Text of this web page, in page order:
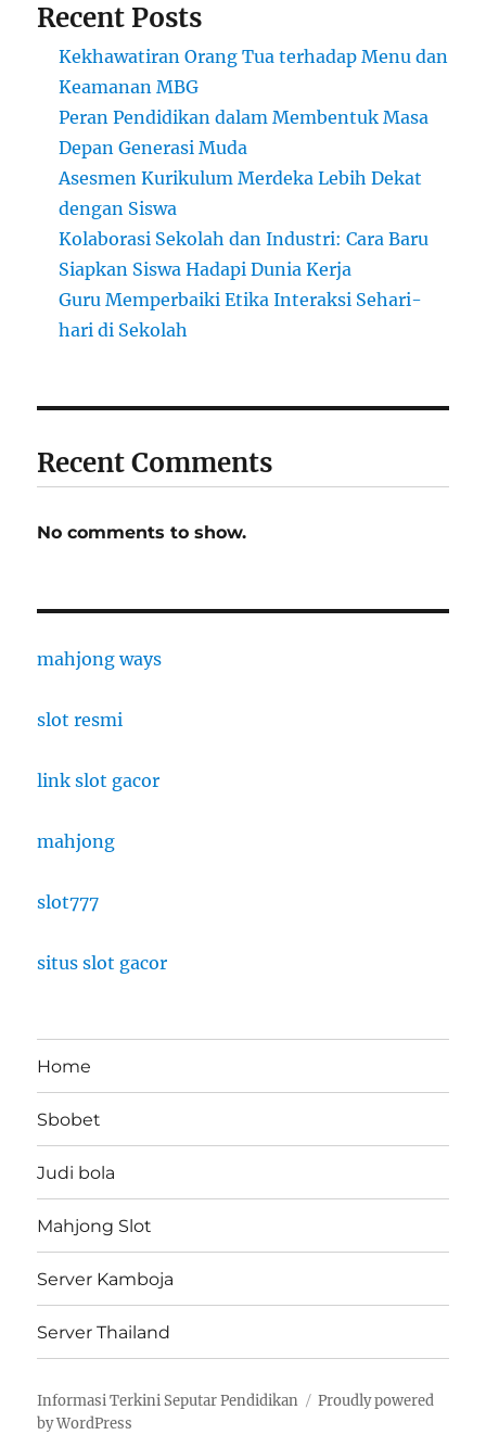
Recent Posts
Kekhawatiran Orang Tua terhadap Menu dan
Keamanan MBG
Peran Pendidikan dalam Membentuk Masa
Depan Generasi Muda
Asesmen Kurikulum Merdeka Lebih Dekat
dengan Siswa
Kolaborasi Sekolah dan Industri: Cara Baru
Siapkan Siswa Hadapi Dunia Kerja
Guru Memperbaiki Etika Interaksi Sehari-
hari di Sekolah
Recent Comments
No comments to show.
mahjong ways
slot resmi
link slot gacor
mahjong
slot777
situs slot gacor
Home
Sbobet
Judi bola
Mahjong Slot
Server Kamboja
Server Thailand
Informasi Terkini Seputar Pendidikan
Proudly powered
by WordPress